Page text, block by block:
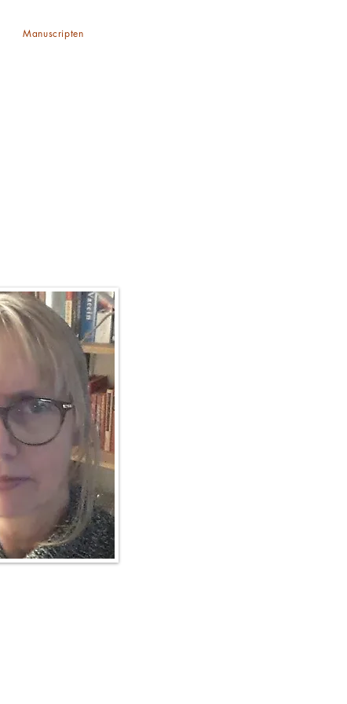
Manuscripten